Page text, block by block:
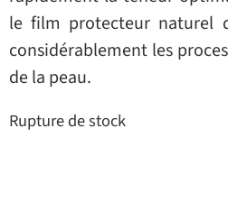
le film protecteur naturel
considérablement les
de la peau.
Rupture de stock